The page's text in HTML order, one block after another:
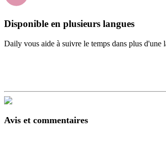
Disponible en plusieurs langues
Daily vous aide à suivre le temps dans plus d'une
Avis et commentaires